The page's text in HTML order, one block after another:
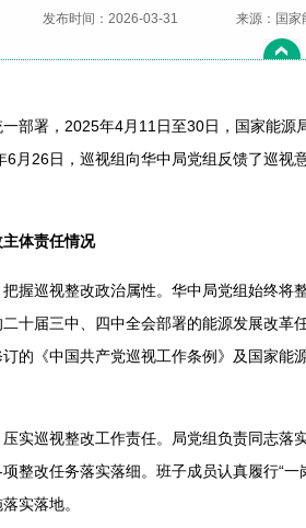
发布时间：2026-03-31 来源：国家
部署，2025年4月11日至30日，国家能
月26日，巡视组向华中局党组反馈了巡视
体责任情况
把握巡视整改政治属性。华中局党组始终
十届三中、四中全会部署的能源发展改
的《中国共产党巡视工作条例》及国家能
压实巡视整改工作责任。局党组负责同志
整改任务落实落细。班子成员认真履行“
实落地。